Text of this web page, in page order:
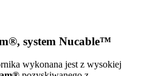
system Nucable™
wykonana jest z wysokiej